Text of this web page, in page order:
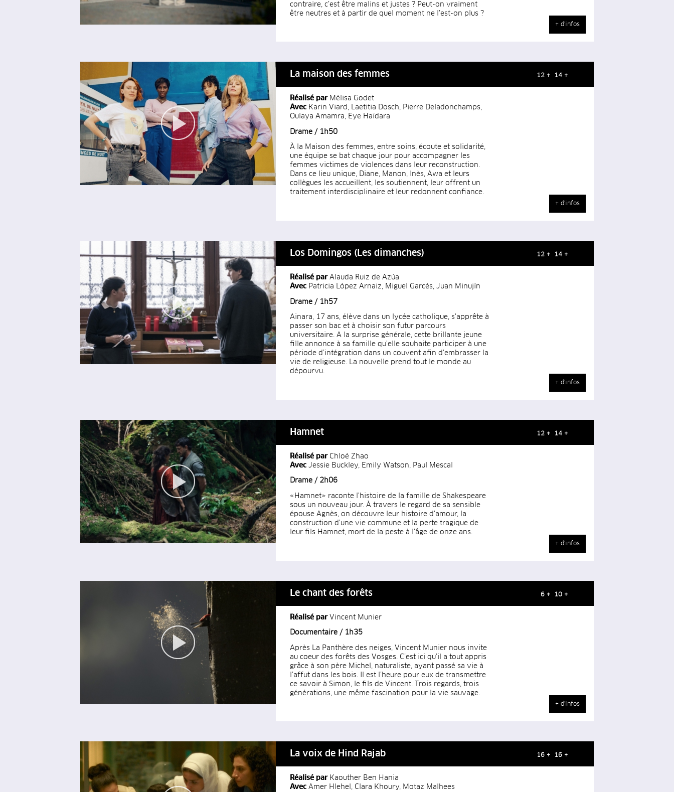
contraire, c’est être malins et justes ? Peut-on vraiment
être neutres et à partir de quel moment ne l’est-on plus ?
+ d'infos
La maison des femmes 12 + 14 +
Réalisé par Mélisa Godet
Avec Karin Viard, Laetitia Dosch, Pierre Deladonchamps,
Oulaya Amamra, Eye Haïdara
Drame / 1h50
À la Maison des femmes, entre soins, écoute et solidarité,
une équipe se bat chaque jour pour accompagner les
femmes victimes de violences dans leur reconstruction.
Dans ce lieu unique, Diane, Manon, Inès, Awa et leurs
collègues les accueillent, les soutiennent, leur offrent un
traitement interdisciplinaire et leur redonnent confiance.
+ d'infos
Los Domingos (Les dimanches) 12 + 14 +
Réalisé par Alauda Ruiz de Azúa
Avec Patricia López Arnaiz, Miguel Garcés, Juan Minujín
Drame / 1h57
Ainara, 17 ans, élève dans un lycée catholique, s'apprête à
passer son bac et à choisir son futur parcours
universitaire. A la surprise générale, cette brillante jeune
fille annonce à sa famille qu'elle souhaite participer à une
période d’intégration dans un couvent afin d'embrasser la
vie de religieuse. La nouvelle prend tout le monde au
dépourvu.
+ d'infos
Hamnet 12 + 14 +
Réalisé par Chloé Zhao
Avec Jessie Buckley, Emily Watson, Paul Mescal
Drame / 2h06
«Hamnet» raconte l'histoire de la famille de Shakespeare
sous un nouveau jour. À travers le regard de sa sensible
épouse Agnès, on découvre leur histoire d'amour, la
construction d'une vie commune et la perte tragique de
leur fils Hamnet, mort de la peste à l'âge de onze ans.
+ d'infos
Le chant des forêts 6 + 10 +
Réalisé par Vincent Munier
Documentaire / 1h35
Après La Panthère des neiges, Vincent Munier nous invite
au coeur des forêts des Vosges. C’est ici qu’il a tout appris
grâce à son père Michel, naturaliste, ayant passé sa vie à
l’affut dans les bois. Il est l’heure pour eux de transmettre
ce savoir à Simon, le fils de Vincent. Trois regards, trois
générations, une même fascination pour la vie sauvage.
+ d'infos
La voix de Hind Rajab 16 + 16 +
Réalisé par Kaouther Ben Hania
Avec Amer Hlehel, Clara Khoury, Motaz Malhees